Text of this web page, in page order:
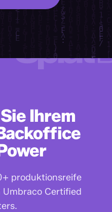
Ihrem
produktionsreife
Certified